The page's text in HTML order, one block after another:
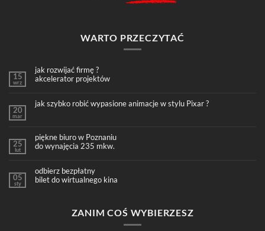
WARTO PRZECZYTAĆ
15
wrz
jak rozwijać firmę ?
akcelerator projektów
20
mar
jak szybko robić wypasione animacje w stylu Pixar ?
25
lut
piękne biuro w Poznaniu
do wynajęcia 235 mkw.
05
sty
odbierz bezpłatny
bilet do wirtualnego kina
ZANIM COŚ WYBIERZESZ